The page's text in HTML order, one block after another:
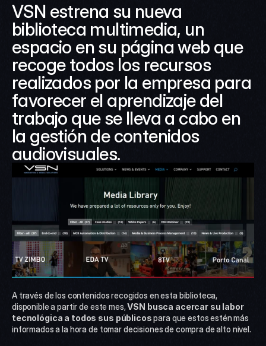
VSN estrena su nueva
biblioteca multimedia, un
espacio en su página web que
recoge todos los recursos
realizados por la empresa para
favorecer el aprendizaje del
trabajo que se lleva a cabo en
la gestión de contenidos
audiovisuales.
A través de los contenidos recogidos en esta biblioteca,
disponible a partir de este mes, VSN busca acercar su labor
tecnológica a todos sus públicos para que estos estén más
informados a la hora de tomar decisiones de compra de alto nivel.